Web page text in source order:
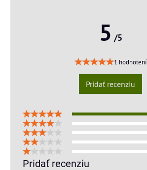
5 /5
1 hodnotení
Pridať recenziu
Pridať recenziu